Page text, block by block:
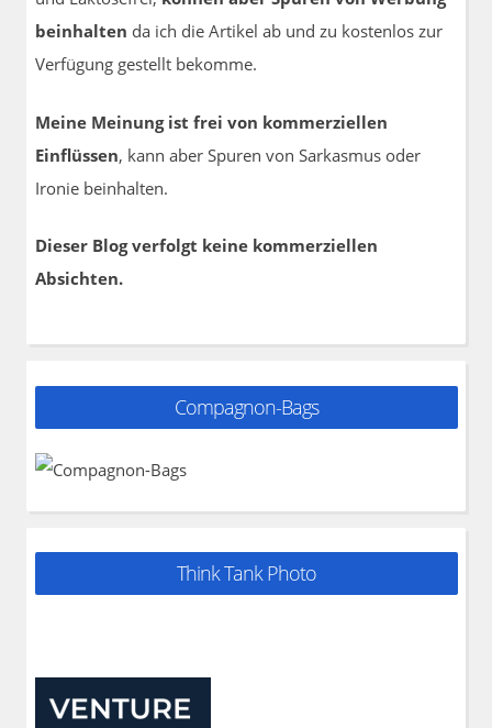
beinhalten da ich die Artikel ab und zu kostenlos zur
Verfügung gestellt bekomme.
Meine Meinung ist frei von kommerziellen
Einflüssen, kann aber Spuren von Sarkasmus oder
Ironie beinhalten.
Dieser Blog verfolgt keine kommerziellen
Absichten.
Compagnon-Bags
Think Tank Photo